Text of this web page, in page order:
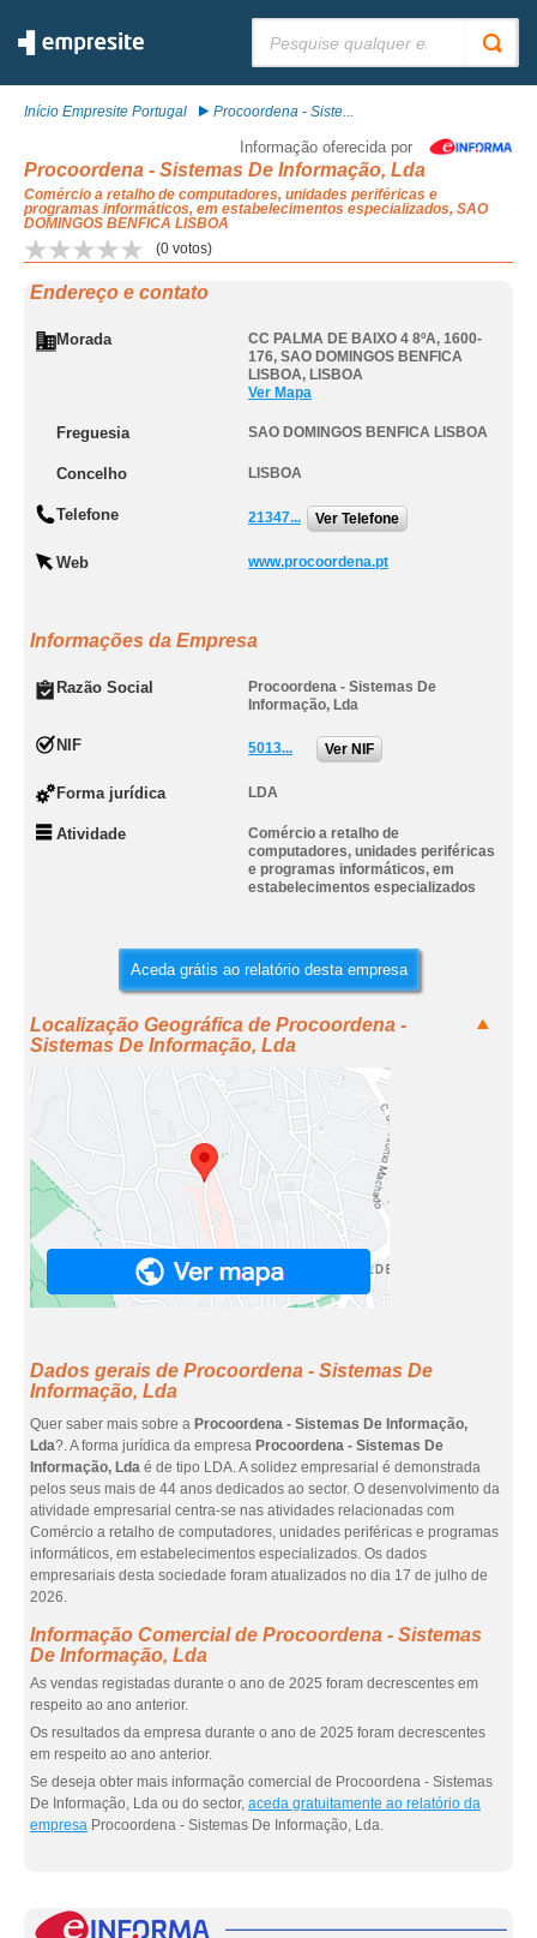
Início Empresite Portugal Procoordena - Siste...
Informação oferecida por
Procoordena - Sistemas De Informação, Lda
Comércio a retalho de computadores, unidades periféricas e
programas informáticos, em estabelecimentos especializados, SAO
DOMINGOS BENFICA LISBOA
(0 votos)
Endereço e contato
Morada
CC PALMA DE BAIXO 4 8ºA, 1600-
176, SAO DOMINGOS BENFICA
LISBOA, LISBOA
Ver Mapa
Freguesia SAO DOMINGOS BENFICA LISBOA
Concelho LISBOA
Telefone 21347... Ver Telefone
Web www.procoordena.pt
Informações da Empresa
Razão Social
Procoordena - Sistemas De
Informação, Lda
NIF 5013... Ver NIF
Forma jurídica LDA
Atividade
Comércio a retalho de
computadores, unidades periféricas
e programas informáticos, em
estabelecimentos especializados
Aceda grátis ao relatório desta empresa
Localização Geográfica de Procoordena -
Sistemas De Informação, Lda
Dados gerais de Procoordena - Sistemas De
Informação, Lda
Quer saber mais sobre a Procoordena - Sistemas De Informação,
Lda?. A forma jurídica da empresa Procoordena - Sistemas De
Informação, Lda é de tipo LDA. A solidez empresarial é demonstrada
pelos seus mais de 44 anos dedicados ao sector. O desenvolvimento da
atividade empresarial centra-se nas atividades relacionadas com
Comércio a retalho de computadores, unidades periféricas e programas
informáticos, em estabelecimentos especializados. Os dados
empresariais desta sociedade foram atualizados no dia 17 de julho de
2026.
Informação Comercial de Procoordena - Sistemas
De Informação, Lda
As vendas registadas durante o ano de 2025 foram decrescentes em
respeito ao ano anterior.
Os resultados da empresa durante o ano de 2025 foram decrescentes
em respeito ao ano anterior.
Se deseja obter mais informação comercial de Procoordena - Sistemas
De Informação, Lda ou do sector, aceda gratuitamente ao relatório da
empresa Procoordena - Sistemas De Informação, Lda.